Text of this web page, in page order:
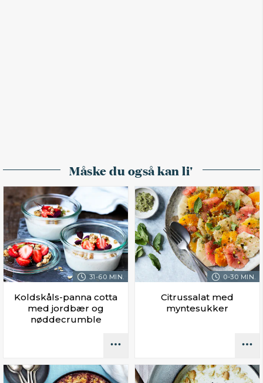
Måske du også kan li'
31-60 MIN.
Koldskåls-panna cotta
med jordbær og
nøddecrumble
0-30 MIN.
Citrussalat med
myntesukker